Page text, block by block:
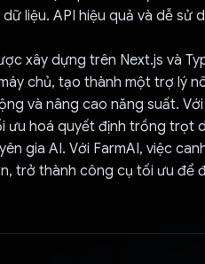
liệu. API hiệu quả và dễ sử
xây dựng trên Next.js và
chủ, tạo thành một trợ lý
và nâng cao năng suất.
ưu hoá quyết định trồng trọt
gia AI. Với FarmAI, việc
trở thành công cụ tối ưu